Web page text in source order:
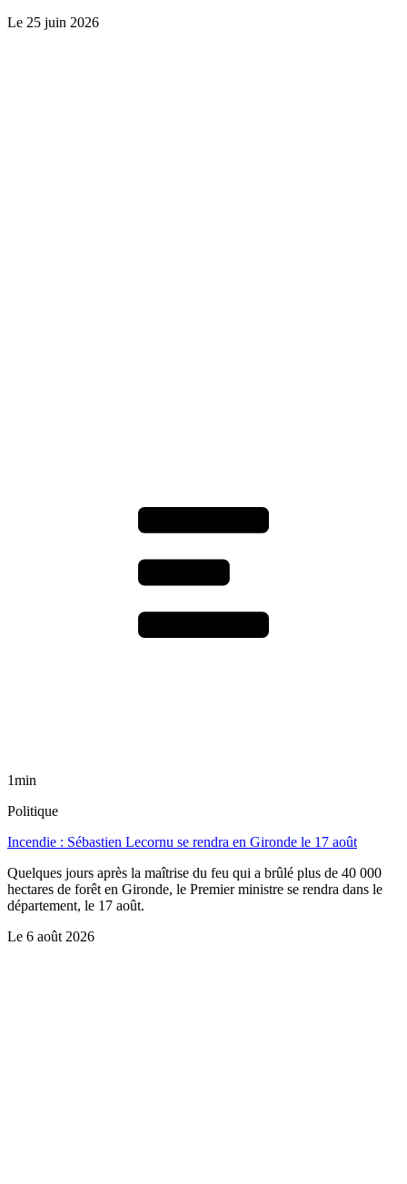
Le 25 juin 2026
1min
Politique
Incendie : Sébastien Lecornu se rendra en Gironde le 17 août
Quelques jours après la maîtrise du feu qui a brûlé plus de 40 000
hectares de forêt en Gironde, le Premier ministre se rendra dans le
département, le 17 août.
Le 6 août 2026